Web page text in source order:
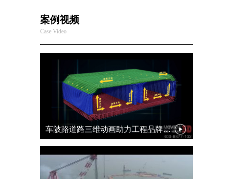
案例视频
Case Video
车陂路道路三维动画助力工程品牌传播